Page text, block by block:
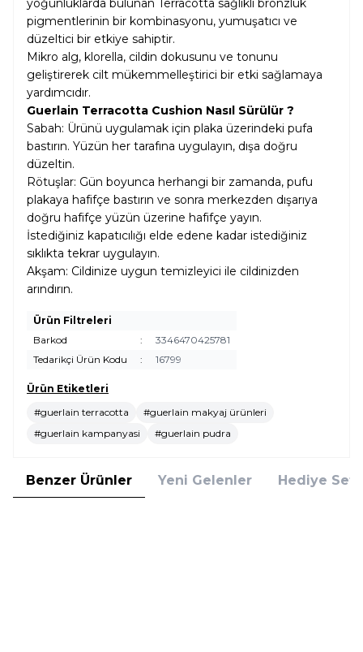
yoğunluklarda bulunan Terracotta sağlıklı bronzluk
pigmentlerinin bir kombinasyonu, yumuşatıcı ve
düzeltici bir etkiye sahiptir.
Mikro alg, klorella, cildin dokusunu ve tonunu
geliştirerek cilt mükemmelleştirici bir etki sağlamaya
yardımcıdır.
Guerlain Terracotta Cushion Nasıl Sürülür ?
Sabah: Ürünü uygulamak için plaka üzerindeki pufa
bastırın. Yüzün her tarafına uygulayın, dışa doğru
düzeltin.
Rötuşlar: Gün boyunca herhangi bir zamanda, pufu
plakaya hafifçe bastırın ve sonra merkezden dışarıya
doğru hafifçe yüzün üzerine hafifçe yayın.
İstediğiniz kapatıcılığı elde edene kadar istediğiniz
sıklıkta tekrar uygulayın.
Akşam: Cildinize uygun temizleyici ile cildinizden
arındırın.
Ürün Filtreleri
Barkod
:
3346470425781
Tedarikçi Ürün Kodu
: 16799
Ürün Etiketleri
#guerlain terracotta
#guerlain makyaj ürünleri
#guerlain kampanyasi
#guerlain pudra
Benzer Ürünler Yeni Gelenler Hediye